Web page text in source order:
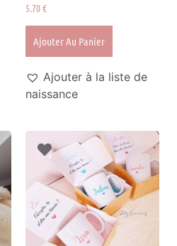
5.70€
Ajouter Au Panier
Ajouter à la liste de
naissance